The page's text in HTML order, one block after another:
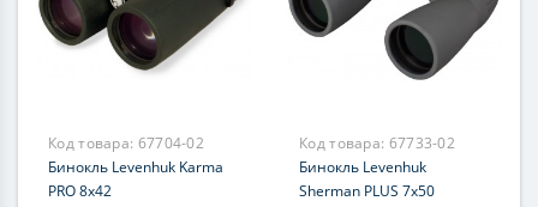
Код товара: 67704-02
Бинокль Levenhuk Karma
PRO 8x42
Код товара: 67733-02
Бинокль Levenhuk
Sherman PLUS 7x50